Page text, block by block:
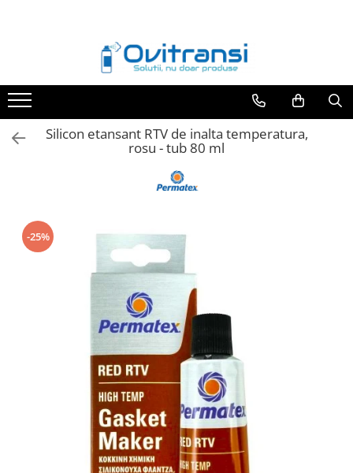
Toate Produsele
Adezivi si etasanti
Adezivi anaerobi
Adezivi rapizi
Benzi adezive
Lubrifianti
Aditivi si Tratamente
Curatare si degresare
Mentenanta si reparatii
Cosmetice intretinere auto
Silicon etansant RTV de inalta temperatura,
rosu - tub 80 ml
-25%